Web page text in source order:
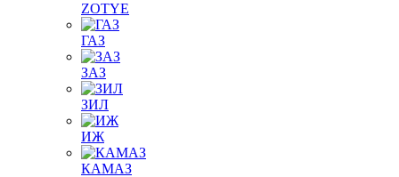
ZOTYE
ГАЗ
ЗАЗ
ЗИЛ
ИЖ
КАМАЗ